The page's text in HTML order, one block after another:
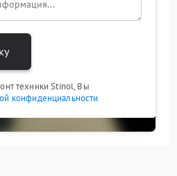
техники Stinol, Вы
конфиденциальности